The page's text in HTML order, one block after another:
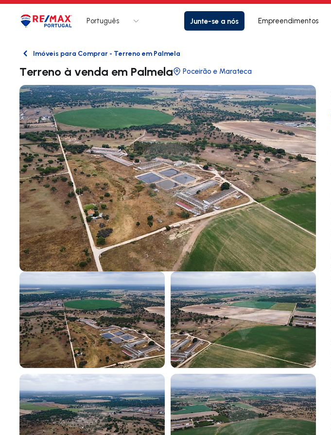
Logo Ir para página inicial
Português Junte-se a nós Empreendimentos
VoltarImóveis para Comprar - Terreno em Palmela
Terreno à venda em Palmela Poceirão e Marateca